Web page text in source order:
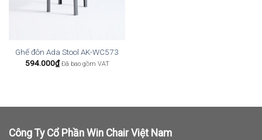
Ghế đôn Ada Stool AK-WC573
594.000₫ Đã bao gồm VAT
Công Ty Cổ Phần Win Chair Việt Nam